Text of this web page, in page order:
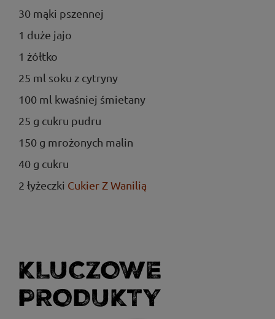
30 mąki pszennej
1 duże jajo
1 żółtko
25 ml soku z cytryny
100 ml kwaśniej śmietany
25 g cukru pudru
150 g mrożonych malin
40 g cukru
2 łyżeczki Cukier Z Wanilią
KLUCZOWE
PRODUKTY